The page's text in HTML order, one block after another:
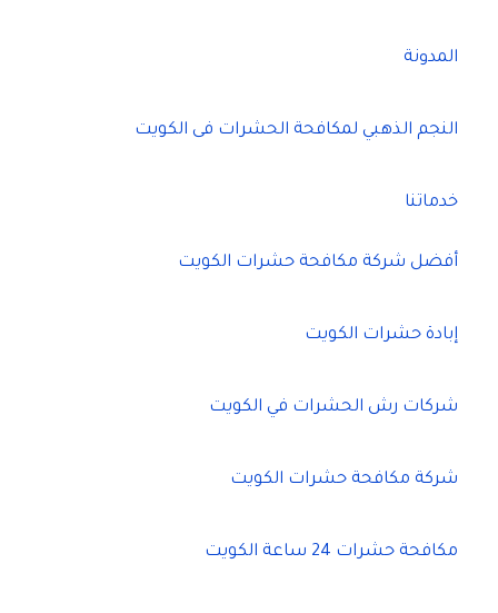
المدونة
النجم الذهبي لمكافحة الحشرات فى الكويت
خدماتنا
أفضل شركة مكافحة حشرات الكويت
إبادة حشرات الكويت
شركات رش الحشرات في الكويت
شركة مكافحة حشرات الكويت
مكافحة حشرات 24 ساعة الكويت